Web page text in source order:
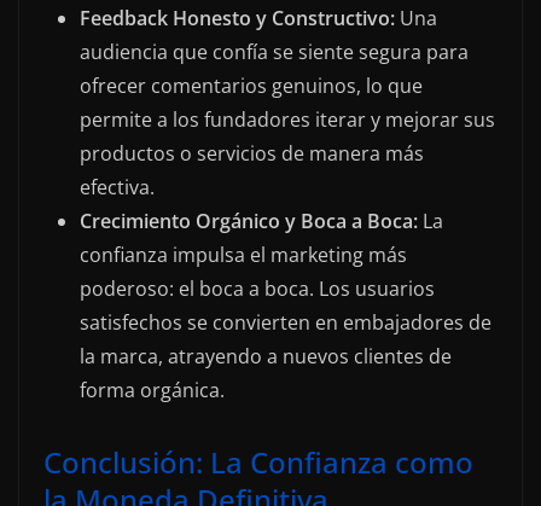
Feedback Honesto y Constructivo: Una
audiencia que confía se siente segura para
ofrecer comentarios genuinos, lo que
permite a los fundadores iterar y mejorar sus
productos o servicios de manera más
efectiva.
Crecimiento Orgánico y Boca a Boca: La
confianza impulsa el marketing más
poderoso: el boca a boca. Los usuarios
satisfechos se convierten en embajadores de
la marca, atrayendo a nuevos clientes de
forma orgánica.
Conclusión: La Confianza como